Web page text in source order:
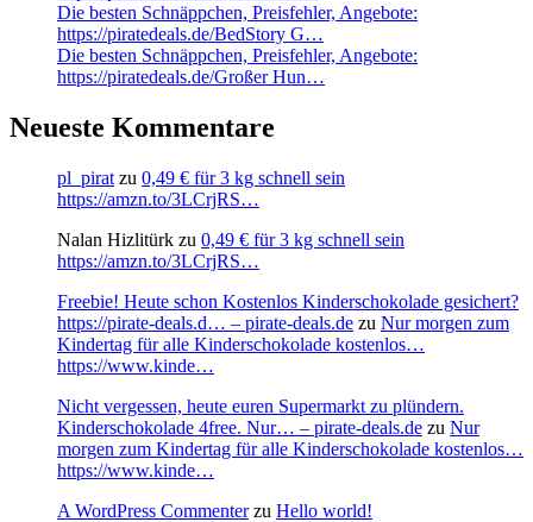
Die besten Schnäppchen, Preisfehler, Angebote:
https://piratedeals.de/BedStory G…
Die besten Schnäppchen, Preisfehler, Angebote:
https://piratedeals.de/Großer Hun…
Neueste Kommentare
pl_pirat zu 0,49 € für 3 kg schnell sein
https://amzn.to/3LCrjRS…
Nalan Hizlitürk zu 0,49 € für 3 kg schnell sein
https://amzn.to/3LCrjRS…
Freebie! Heute schon Kostenlos Kinderschokolade gesichert?
https://pirate-deals.d… – pirate-deals.de zu Nur morgen zum
Kindertag für alle Kinderschokolade kostenlos…
https://www.kinde…
Nicht vergessen, heute euren Supermarkt zu plündern.
Kinderschokolade 4free. Nur… – pirate-deals.de zu Nur
morgen zum Kindertag für alle Kinderschokolade kostenlos…
https://www.kinde…
A WordPress Commenterzu Hello world!